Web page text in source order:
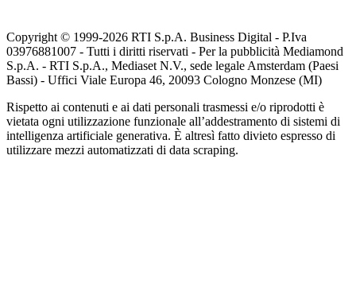
Copyright © 1999-2026 RTI S.p.A. Business Digital - P.Iva
03976881007 - Tutti i diritti riservati - Per la pubblicità Mediamond
S.p.A. - RTI S.p.A., Mediaset N.V., sede legale Amsterdam (Paesi
Bassi) - Uffici Viale Europa 46, 20093 Cologno Monzese (MI)
Rispetto ai contenuti e ai dati personali trasmessi e/o riprodotti è
vietata ogni utilizzazione funzionale all’addestramento di sistemi di
intelligenza artificiale generativa. È altresì fatto divieto espresso di
utilizzare mezzi automatizzati di data scraping.